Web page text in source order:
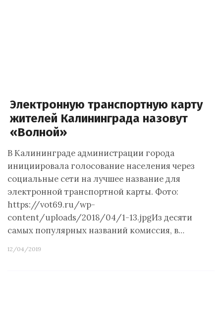
Электронную транспортную карту
жителей Калининграда назовут
«Волной»
В Калининграде администрации города
инициировала голосование населения через
социальные сети на лучшее название для
электронной транспортной карты. Фото:
https://vot69.ru/wp-
content/uploads/2018/04/1-13.jpgИз десяти
самых популярных названий комиссия, в…
12/04/2019